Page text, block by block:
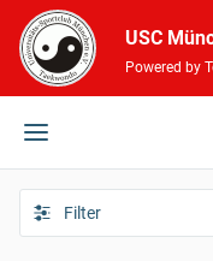
USC
Powered by
Filter